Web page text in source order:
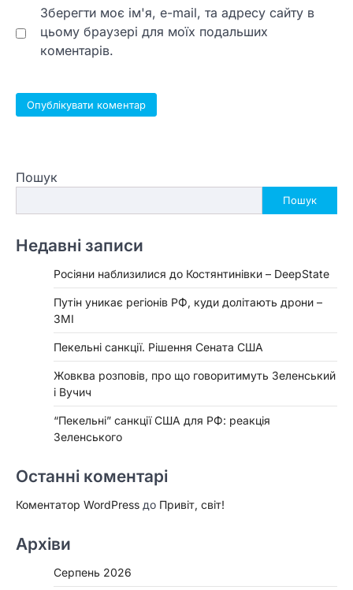
Зберегти моє ім'я, e-mail, та адресу сайту в
цьому браузері для моїх подальших
коментарів.
Пошук
Пошук
Недавні записи
Росіяни наблизилися до Костянтинівки – DeepState
Путін уникає регіонів РФ, куди долітають дрони –
ЗМІ
Пекельні санкції. Рішення Сената США
Жовква розповів, про що говоритимуть Зеленський
і Вучич
“Пекельні” санкції США для РФ: реакція
Зеленського
Останні коментарі
Коментатор WordPress до Привіт, світ!
Архіви
Серпень 2026